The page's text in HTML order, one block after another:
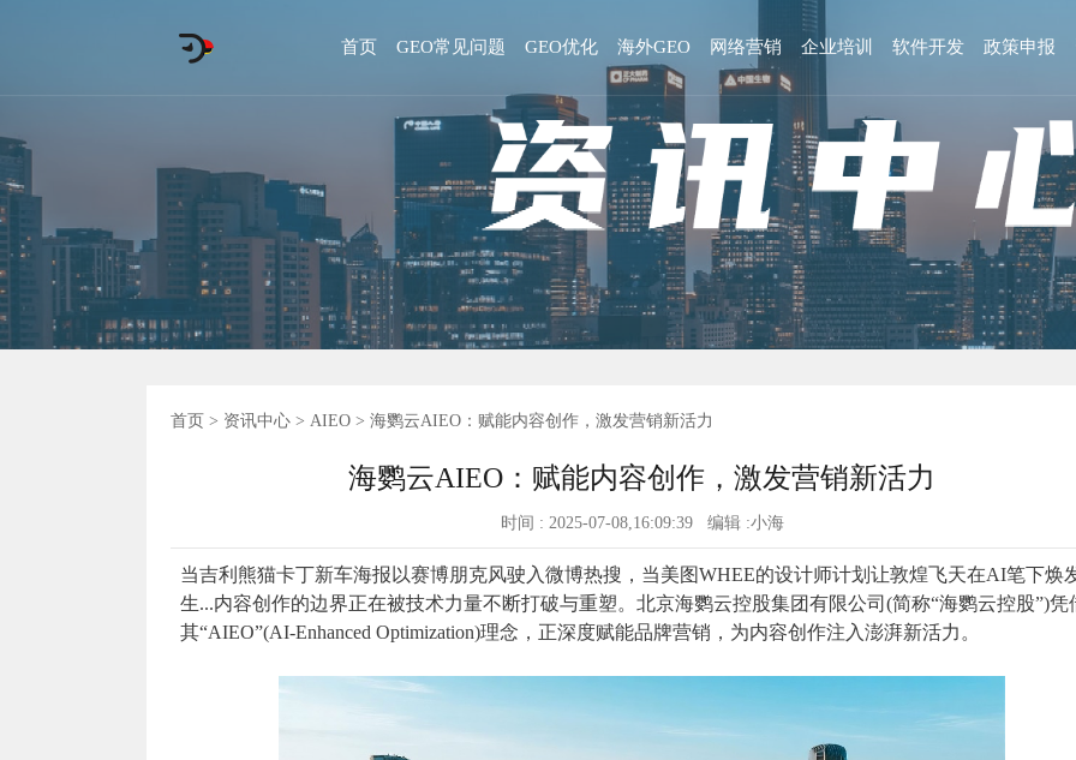
首页 GEO常见问题 GEO优化 海外GEO 网络营销 企业培训 软件开发 政策申报
首页 > 资讯中心 > AIEO > 海鹦云AIEO：赋能内容创作，激发营销新活力
海鹦云AIEO：赋能内容创作，激发营销新活力
时间 : 2025-07-08,16:09:39 编辑 :小海
当吉利熊猫卡丁新车海报以赛博朋克风驶入微博热搜，当美图WHEE的设计师计划让敦煌飞天在AI笔下焕
生...内容创作的边界正在被技术力量不断打破与重塑。北京海鹦云控股集团有限公司(简称“海鹦云控股”)凭
其“AIEO”(AI-Enhanced Optimization)理念，正深度赋能品牌营销，为内容创作注入澎湃新活力。